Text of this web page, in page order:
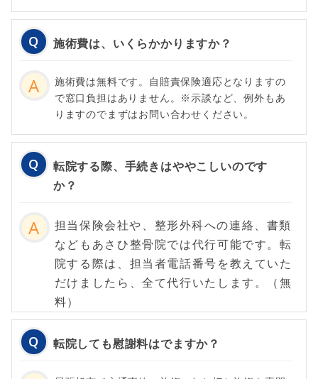
施術費は、いくらかかりますか？
施術費は無料です。自賠責保険適応となりますの
で窓口負担はありません。※示談など、例外もあ
りますのでまずはお問い合わせください。
転院する際、手続きはややこしいのです
か？
担当保険会社や、整形外科への連絡、書類
などもあさひ整骨院では代行可能です。転
院する際は、担当者電話番号を教えていた
だけましたら、全て代行いたします。（無
料）
転院しても慰謝料はでますか？